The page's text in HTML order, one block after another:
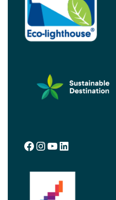
Facebook
Instagram
YouTube
LinkedIn